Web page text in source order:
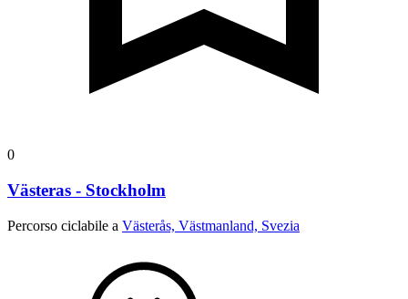
0
Västeras - Stockholm
Percorso ciclabile a Västerås, Västmanland, Svezia